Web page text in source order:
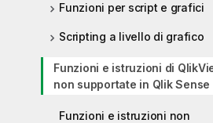
Funzioni per script e grafici
Scripting a livello di grafico
Funzioni e istruzioni di
non supportate in Qlik Sense
Funzioni e istruzioni non